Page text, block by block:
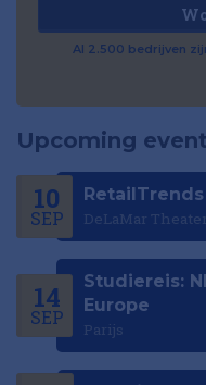
Al 2.500 bedrijven
Upcoming
10
SEP DeLaMar Theater
14
SEP
Studiereis:
Europe
Parijs